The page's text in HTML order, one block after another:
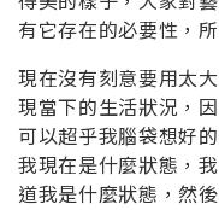
有它存在的必要性，
現在沒有刻意要用太
現當下的生活狀況，
可以超乎我腦袋想好
我現在是什麼狀態，
道我是什麼狀態，然